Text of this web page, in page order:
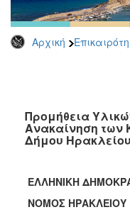
Αρχική
Αρχείο
2026
2022
2021
Προμήθεια
Ανακαίνηση των
Δήμου Ηρακλείου
ΕΛΛΗΝΙΚΗ
ΝΟΜΟΣ ΗΡΑΚΛΕΙΟΥ